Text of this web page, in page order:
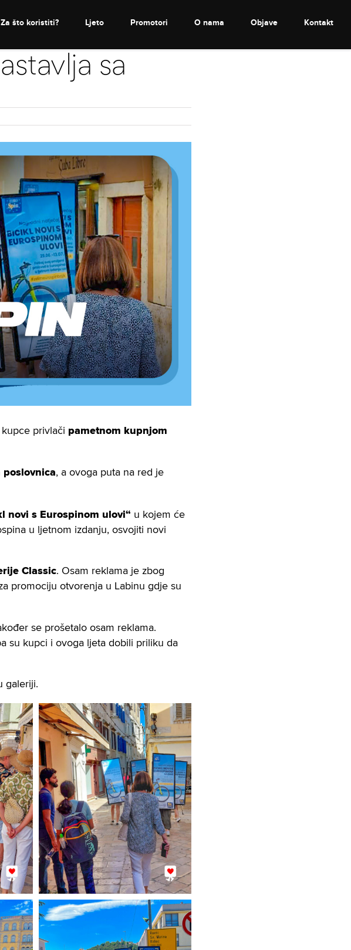
Za što koristiti? Ljeto Promotori O nama Objave Kontakt
sa
privlači pametnom kupnjom
poslovnica, a ovoga puta na red je
novi s Eurospinom ulovi“ u kojem će
u ljetnom izdanju, osvojiti novi
Classic. Osam reklama je zbog
promociju otvorenja u Labinu gdje su
se prošetalo osam reklama.
su kupci i ovoga ljeta dobili priliku da
galeriji.